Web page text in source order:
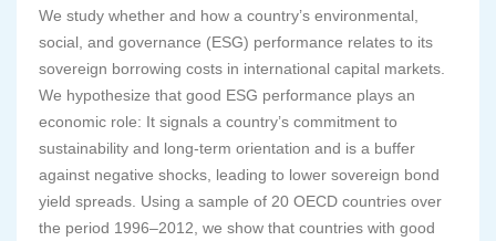
We study whether and how a country’s environmental,
social, and governance (ESG) performance relates to its
sovereign borrowing costs in international capital markets.
We hypothesize that good ESG performance plays an
economic role: It signals a country’s commitment to
sustainability and long-term orientation and is a buffer
against negative shocks, leading to lower sovereign bond
yield spreads. Using a sample of 20 OECD countries over
the period 1996–2012, we show that countries with good